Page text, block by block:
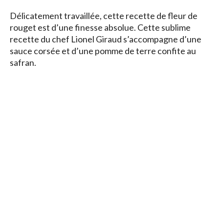
Délicatement travaillée, cette recette de fleur de
rouget est d’une finesse absolue. Cette sublime
recette du chef Lionel Giraud s’accompagne d’une
sauce corsée et d’une pomme de terre confite au
safran.